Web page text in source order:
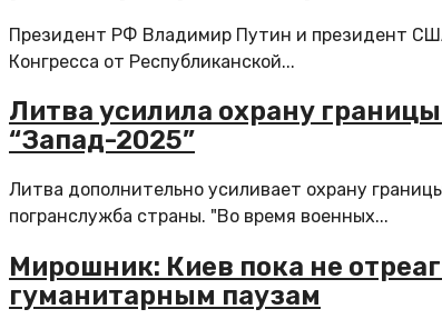
Президент РФ Владимир Путин и президент
Конгресса от Республиканской...
Литва усилила охрану
“Запад-2025”
Литва дополнительно усиливает охрану
погранслужба страны. "Во время военных...
Мирошник: Киев пока не
гуманитарным паузам